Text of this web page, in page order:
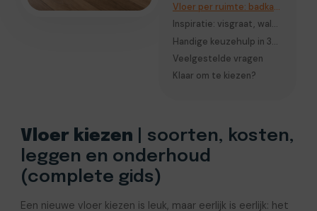
Vloer per ruimte: badkamer, keuken, woonkamer, slaapkamer
Inspiratie: visgraat, walvisgraat en hongaarse punt
Handige keuzehulp in 30 seconden
Veelgestelde vragen
Klaar om te kiezen?
Vloer kiezen | soorten, kosten,
leggen en onderhoud
(complete gids)
Een nieuwe vloer kiezen is leuk, maar eerlijk is eerlijk: het